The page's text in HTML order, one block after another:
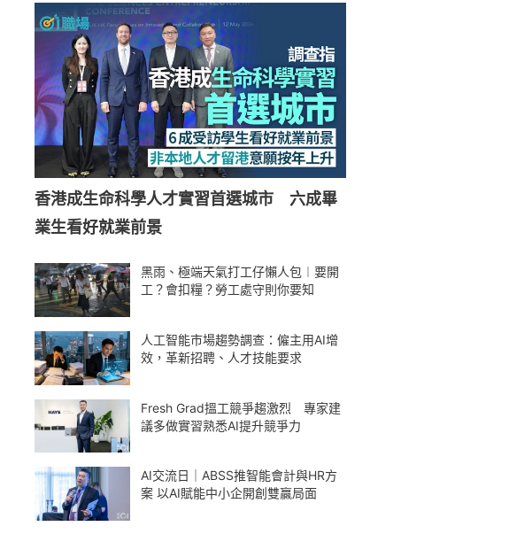
香港成生命科學人才實習首選城市 六成畢
業生看好就業前景
黑雨、極端天氣打工仔懶人包︱要開
工？會扣糧？勞工處守則你要知
人工智能市場趨勢調查：僱主用AI增
效，革新招聘、人才技能要求
Fresh Grad搵工競爭趨激烈 專家建
議多做實習熟悉AI提升競爭力
AI交流日｜ABSS推智能會計與HR方
案 以AI賦能中小企開創雙贏局面